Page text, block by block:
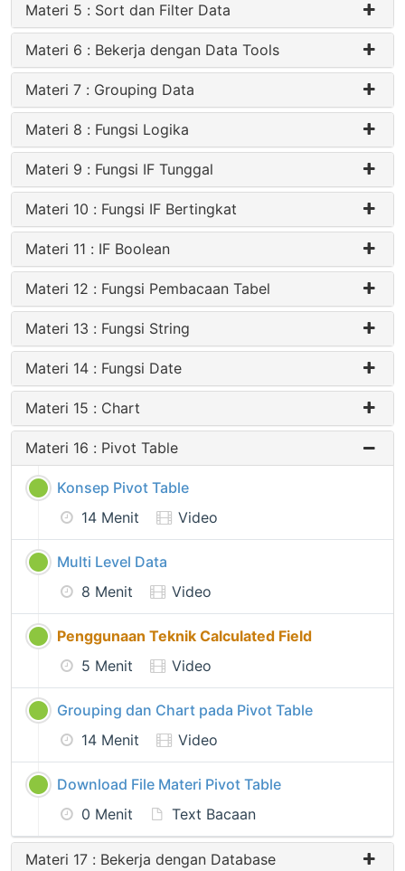
Materi 5 : Sort dan Filter Data
Materi 6 : Bekerja dengan Data Tools
Materi 7 : Grouping Data
Materi 8 : Fungsi Logika
Materi 9 : Fungsi IF Tunggal
Materi 10 : Fungsi IF Bertingkat
Materi 11 : IF Boolean
Materi 12 : Fungsi Pembacaan Tabel
Materi 13 : Fungsi String
Materi 14 : Fungsi Date
Materi 15 : Chart
Materi 16 : Pivot Table
Konsep Pivot Table
14 Menit
Video
Multi Level Data
8 Menit
Video
Penggunaan Teknik Calculated Field
5 Menit
Video
Grouping dan Chart pada Pivot Table
14 Menit
Video
Download File Materi Pivot Table
0 Menit
Text Bacaan
Materi 17 : Bekerja dengan Database